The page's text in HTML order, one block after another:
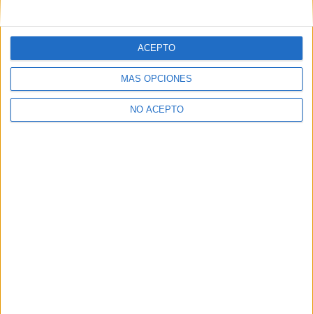
MÁS OPCIONES
NO ACEPTO
ACEPTO
Y como regalo de agradecimiento, por registrarte te daremos
gratis una copia de nuestro ebook con 100 consejos para tu
primer año de universidad